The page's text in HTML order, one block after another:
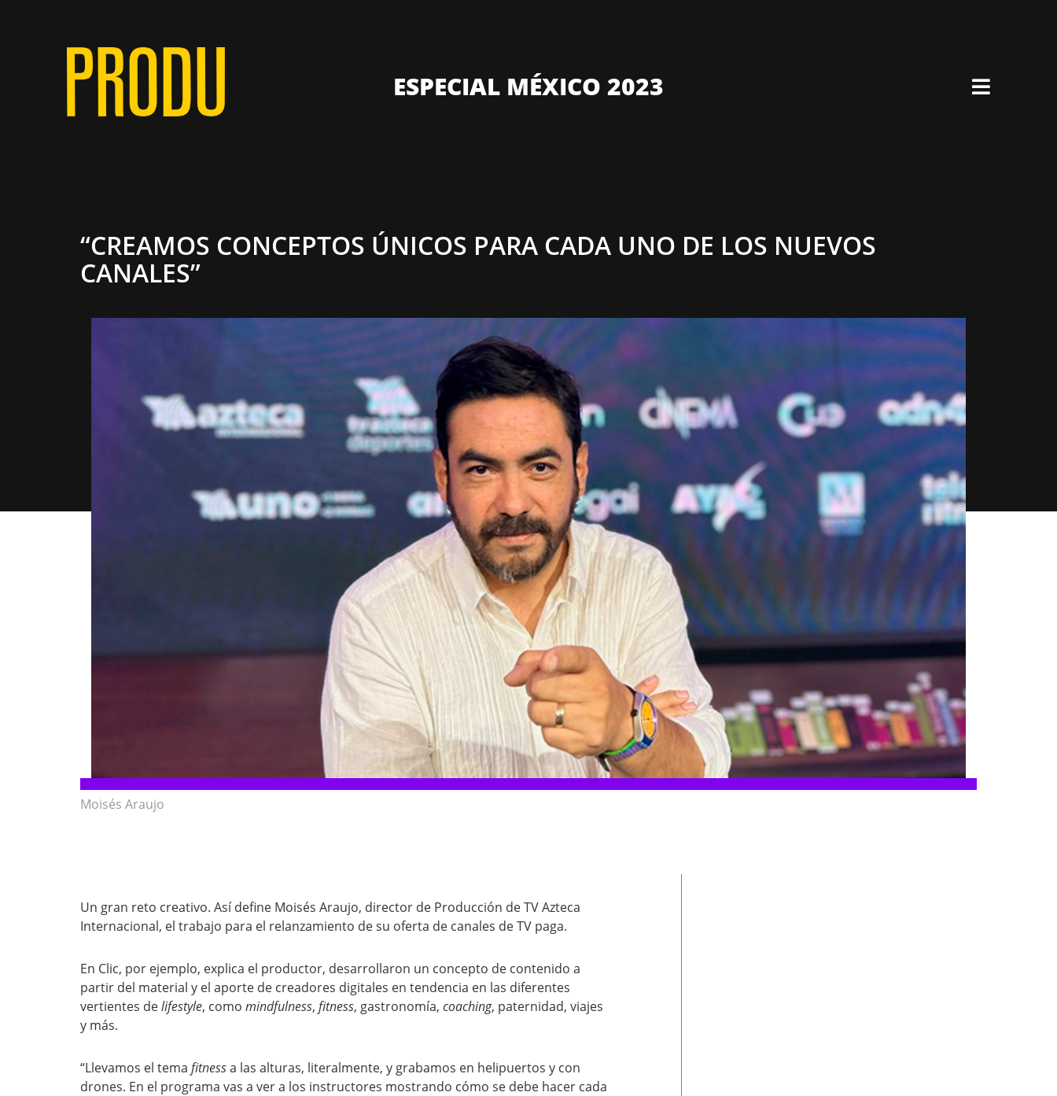
ESPECIAL MÉXICO 2023
“CREAMOS CONCEPTOS ÚNICOS PARA CADA UNO DE LOS NUEVOS
CANALES”
Moisés Araujo
Un gran reto creativo. Así define Moisés Araujo, director de Producción de TV Azteca
Internacional, el trabajo para el relanzamiento de su oferta de canales de TV paga.
En Clic, por ejemplo, explica el productor, desarrollaron un concepto de contenido a
partir del material y el aporte de creadores digitales en tendencia en las diferentes
vertientes delifestyle, como mindfulness, fitness, gastronomía, coaching, paternidad, viajes
y más.
“Llevamos el tema fitnessa las alturas, literalmente, y grabamos en helipuertos y con
drones. En el programa vas a ver a los instructores mostrando cómo se debe hacer cada